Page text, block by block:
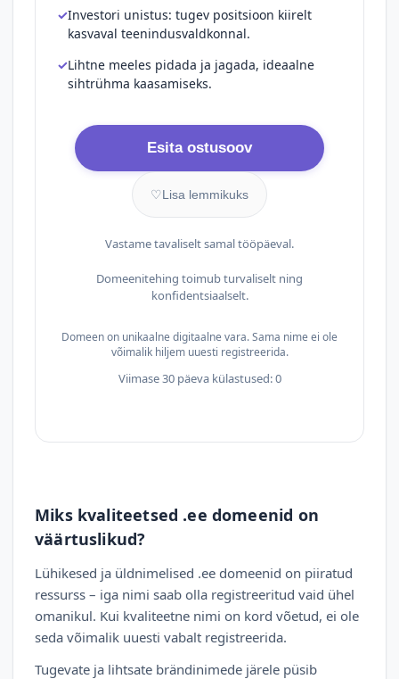
Investori unistus: tugev positsioon kiirelt
kasvaval teenindusvaldkonnal.
Lihtne meeles pidada ja jagada, ideaalne
sihtrühma kaasamiseks.
Esita ostusoov
♡Lisa lemmikuks
Vastame tavaliselt samal tööpäeval.
Domeenitehing toimub turvaliselt ning
konfidentsiaalselt.
Domeen on unikaalne digitaalne vara. Sama nime ei ole
võimalik hiljem uuesti registreerida.
Viimase 30 päeva külastused: 0
Miks kvaliteetsed .ee domeenid on
väärtuslikud?
Lühikesed ja üldnimelised .ee domeenid on piiratud
ressurss – iga nimi saab olla registreeritud vaid ühel
omanikul. Kui kvaliteetne nimi on kord võetud, ei ole
seda võimalik uuesti vabalt registreerida.
Tugevate ja lihtsate brändinimede järele püsib